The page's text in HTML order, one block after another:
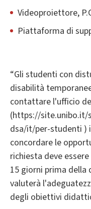
Videoproiettore,
Piattaforma di
“Gli studenti con
disabilità
contattare l'ufficio
(https://
dsa/it/per-studenti )
concordare le
richiesta deve
15 giorni prima della
valuterà
degli obiettivi